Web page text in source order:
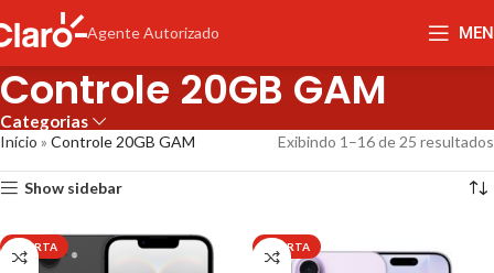
Agente Autorizado
Controle 20GB GAM
Categorias
Início » Controle 20GB GAM Exibindo 1–16 de 25 resultados
Show sidebar
OFERTA OFERTA